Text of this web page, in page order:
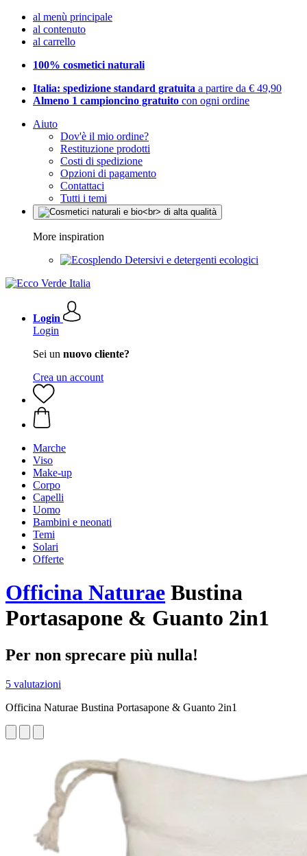
al menù principale
al contenuto
al carrello
100% cosmetici naturali
Italia: spedizione standard gratuita a partire da € 49,90
Almeno 1 campioncino gratuito con ogni ordine
Aiuto
Dov'è il mio ordine?
Restituzione prodotti
Costi di spedizione
Opzioni di pagamento
Contattaci
Tutti i temi
More inspiration
Detersivi e detergenti ecologici
Login
Login
Sei un nuovo cliente?
Crea un account
Marche
Viso
Make-up
Corpo
Capelli
Uomo
Bambini e neonati
Temi
Solari
Offerte
Officina Naturae Bustina
Portasapone & Guanto 2in1
Per non sprecare più nulla!
5 valutazioni
Officina Naturae Bustina Portasapone & Guanto 2in1